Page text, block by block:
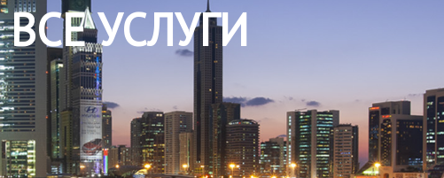
ВСЕ УСЛУГИ